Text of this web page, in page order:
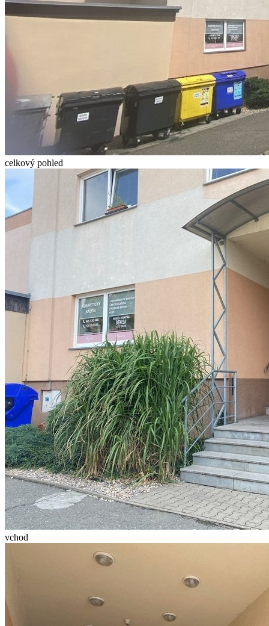
celkový pohled
vchod